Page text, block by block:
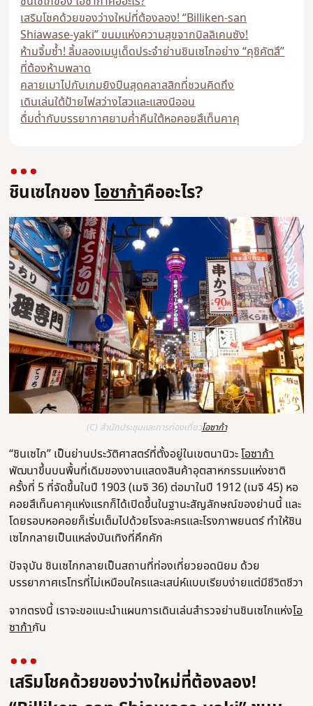
เสริมโชคด้วยของว่างใหม่ที่ต้องลอง! “Billiken-san
Shiawase-yaki” ขนมแห่งความสุขจากบิลลิเคนซัง!
ห้ามจิ้มซ้ำ! ลิ้มลองเมนูเด็ดประจำย่านชินเซไกอย่าง “คุชิคัตสึ”
ที่ต้องห้ามพลาด
คลายเมาไปกับเกมยิงปืนสุดคลาสสิกที่ชวนคิดถึง
เดินเล่นใต้ป้ายไฟสว่างไสวและแสงนีออน
ดื่มด่ำกับบรรยากาศยามค่ำคืนใต้หอคอยสึเท็นคาคุ
ชินเซไกของโอซาก้าคืออะไร?
(C) สํานักประชุมและการท่องเที่ยวโอซาก้า
“ชินเซไก” เป็นย่านประวัติศาสตร์ที่ตั้งอยู่ในเขตนานิวะโอซาก้า
พัฒนาขึ้นบนพื้นที่เดิมของงานแสดงสินค้าอุตสาหกรรมแห่งชาติ
ครั้งที่ 5 ที่จัดขึ้นในปี 1903 (เมจิ 36) ต่อมาในปี 1912 (เมจิ 45) หอ
คอยสึเท็นคาคุแห่งแรกก็ได้เปิดขึ้นในฐานะสัญลักษณ์ของย่านนี้ และ
โดยรอบหอคอยก็เริ่มเต็มไปด้วยโรงละครและโรงภาพยนตร์ ทำให้ชิน
เซไกกลายเป็นแหล่งบันเทิงที่คึกคัก
ปัจจุบัน ชินเซไกกลายเป็นสถานที่ท่องเที่ยวยอดนิยม ด้วย
บรรยากาศเรโทรที่ไม่เหมือนใครและเสน่ห์แบบเรียบง่ายแต่มีชีวิตชีวา
จากตรงนี้ เราจะขอแนะนำแผนการเดินเล่นสำรวจย่านชินเซไกแห่งโอ
ซาก้ากัน
เสริมโชคด้วยของว่างใหม่ที่ต้องลอง!